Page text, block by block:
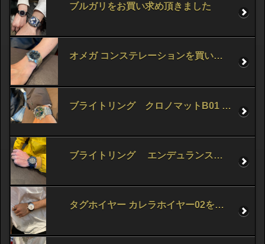
ブルガリをお買い求め頂きました
オメガ コンステレーションを買い求め頂きました！
ブライトリング クロノマットB01 42をお買い求め頂きました！
ブライトリング エンデュランスプロをお買い求め頂きました！
タグホイヤー カレラホイヤー02をお買い求め頂きました！